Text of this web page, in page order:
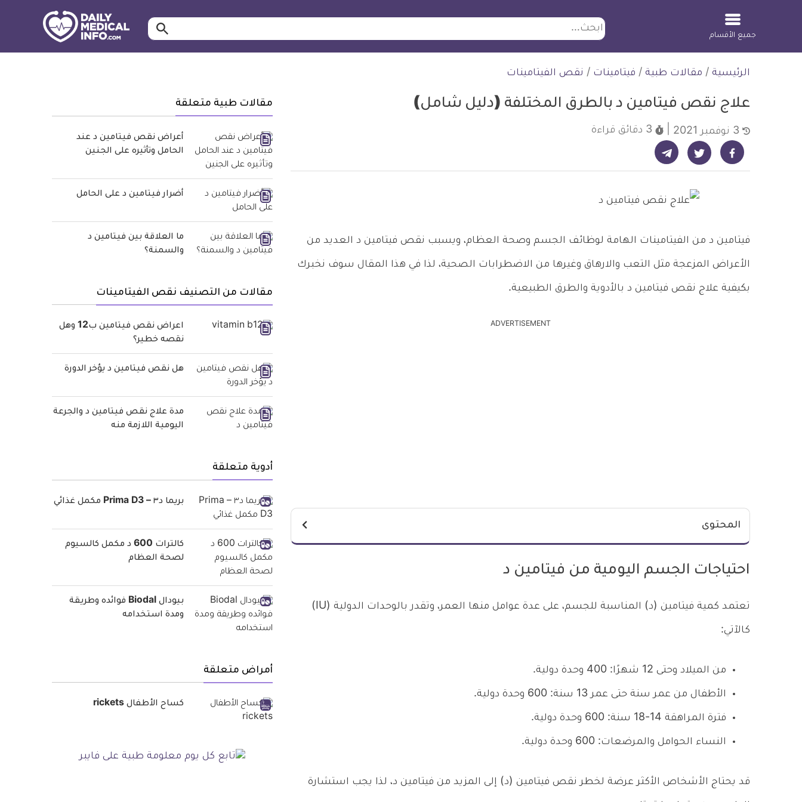
ابحث ابحث…
جميع الأقسام
الرئيسية / مقالات طبية / فيتامينات / نقص الفيتامينات
علاج نقص فيتامين د بالطرق المختلفة (دليل شامل)
3 دقائق قراءة
شارك على فيسبوك - ديلي ميديكال انفو شارك على تويتر - ديلي ميديكال انفو شارك على تيليجرام - ديلي ميديكال انفو
فيتامين د من الفيتامينات الهامة لوظائف الجسم وصحة العظام، ويسبب نقص فيتامين د العديد من
الأعراض المزعجة مثل التعب والارهاق وغيرها من الاضطرابات الصحية، لذا في هذا المقال سوف نخبرك
بكيفية علاج نقص فيتامين د بالأدوية والطرق الطبيعية.
ADVERTISEMENT
المحتوى
احتياجات الجسم اليومية من فيتامين د
تعتمد كمية فيتامين (د) المناسبة للجسم، على عدة عوامل منها العمر، وتقدر بالوحدات الدولية (IU)
كالآتي:
من الميلاد وحتى 12 شهرًا: 400 وحدة دولية.
الأطفال من عمر سنة حتى عمر 13 سنة: 600 وحدة دولية.
فترة المراهقة 14-18 سنة: 600 وحدة دولية.
النساء الحوامل والمرضعات: 600 وحدة دولية.
قد يحتاج الأشخاص الأكثر عرضة لخطر نقص فيتامين (د) إلى المزيد من فيتامين د، لذا يجب استشارة
مقالات طبية متعلقة
أعراض نقص فيتامين د عند
الحامل وتأثيره على الجنين
أضرار فيتامين د على الحامل
ما العلاقة بين فيتامين د
والسمنة؟
مقالات من التصنيف نقص الفيتامينات
اعراض نقص فيتامين ب12 وهل
نقصه خطير؟
هل نقص فيتامين د يؤخر الدورة
مدة علاج نقص فيتامين د والجرعة
اليومية اللازمة منه
أدوية متعلقة
بريما د٣ – Prima D3 مكمل غذائي
كالترات 600 د مكمل كالسيوم
لصحة العظام
بيودال Biodal فوائده وطريقة
ومدة استخدامه
أمراض متعلقة
كساح الأطفال rickets